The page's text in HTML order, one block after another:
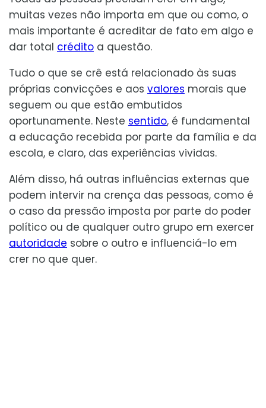
muitas vezes não importa em que ou como, o
mais importante é acreditar de fato em algo e
dar total crédito a questão.
Tudo o que se crê está relacionado às suas
próprias convicções e aos valores morais que
seguem ou que estão embutidos
oportunamente. Neste sentido, é fundamental
a educação recebida por parte da família e da
escola, e claro, das experiências vividas.
Além disso, há outras influências externas que
podem intervir na crença das pessoas, como é
o caso da pressão imposta por parte do poder
político ou de qualquer outro grupo em exercer
autoridade sobre o outro e influenciá-lo em
crer no que quer.